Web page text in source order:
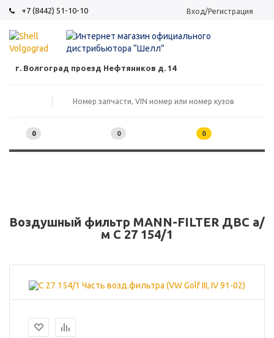
+7 (8442) 51-10-10 Вход/Регистрация
г. Волгоград проезд Нефтяников д. 14
0 0 0
Воздушный фильтр MANN-FILTER ДВС а/
м C 27 154/1